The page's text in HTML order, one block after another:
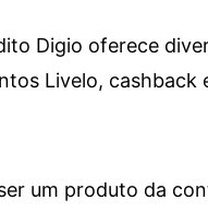
Digio oferece
Livelo, cashback
um produto da